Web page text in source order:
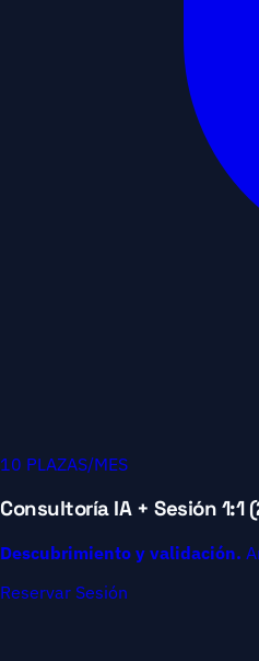
10 PLAZAS/MES
Consultoría IA + Sesión 1:1
Descubrimiento y validación.
Reservar Sesión